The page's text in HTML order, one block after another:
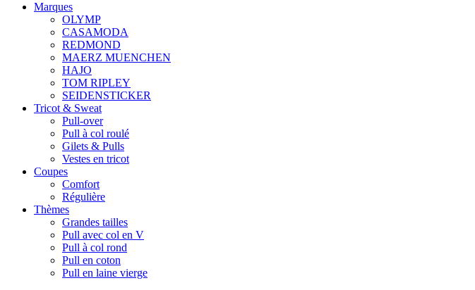
Marques
OLYMP
CASAMODA
REDMOND
MAERZ MUENCHEN
HAJO
TOM RIPLEY
SEIDENSTICKER
Tricot & Sweat
Pull-over
Pull à col roulé
Gilets & Pulls
Vestes en tricot
Coupes
Comfort
Régulière
Thèmes
Grandes tailles
Pull avec col en V
Pull à col rond
Pull en coton
Pull en laine vierge